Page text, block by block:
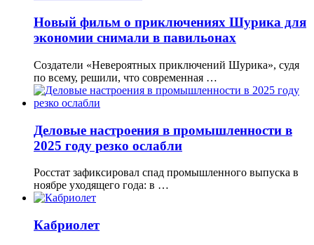
Новый фильм о приключениях Шурика для
экономии снимали в павильонах
Создатели «Невероятных приключений Шурика», судя
по всему, решили, что современная …
Деловые настроения в промышленности в
2025 году резко ослабли
Росстат зафиксировал спад промышленного выпуска в
ноябре уходящего года: в …
Кабриолет